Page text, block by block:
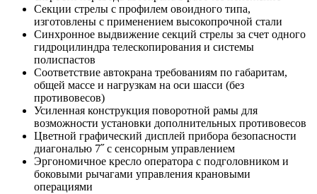
Секции стрелы с профилем овоидного типа,
изготовлены с применением высокопрочной стали
Синхронное выдвижение секций стрелы за счет одного
гидроцилиндра телескопирования и системы
полиспастов
Соответствие автокрана требованиям по габаритам,
общей массе и нагрузкам на оси шасси (без
противовесов)
Усиленная конструкция поворотной рамы для
возможности установки дополнительных противовесов
Цветной графический дисплей прибора безопасности
диагональю 7˝ с сенсорным управлением
Эргономичное кресло оператора с подголовником и
боковыми рычагами управления крановыми
операциями